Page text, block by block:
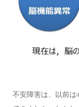
不安障害は、以前